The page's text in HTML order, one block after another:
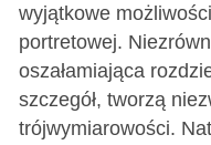
wyjątkowe
portretowej.
oszałamiająca
szczegół, tworzą
trójwymiarowości.